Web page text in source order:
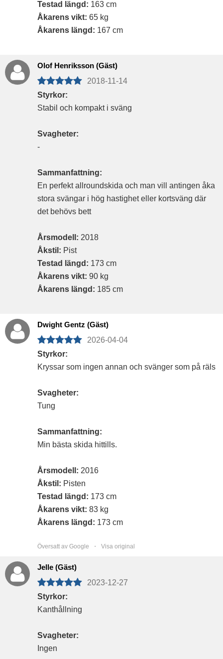
Testad längd: 163 cm
Åkarens vikt: 65 kg
Åkarens längd: 167 cm
Olof Henriksson (Gäst)
2018-11-14
Styrkor:
Stabil och kompakt i sväng
Svagheter:
-
Sammanfattning:
En perfekt allroundskida och man vill antingen åka
stora svängar i hög hastighet eller kortsväng där
det behövs bett
Årsmodell: 2018
Åkstil: Pist
Testad längd: 173 cm
Åkarens vikt: 90 kg
Åkarens längd: 185 cm
Dwight Gentz (Gäst)
2026-04-04
Styrkor:
Kryssar som ingen annan och svänger som på räls
Svagheter:
Tung
Sammanfattning:
Min bästa skida hittills.
Årsmodell: 2016
Åkstil: Pisten
Testad längd: 173 cm
Åkarens vikt: 83 kg
Åkarens längd: 173 cm
Översatt av Google ・ Visa original
Jelle (Gäst)
2023-12-27
Styrkor:
Kanthållning
Svagheter:
Ingen